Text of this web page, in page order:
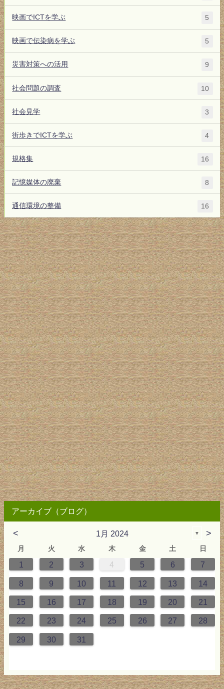
映画でICTを学ぶ 5
映画で伝染病を学ぶ 5
災害対策への活用 9
社会問題の調査 10
社会見学 3
街歩きでICTを学ぶ 4
規格集 16
記憶媒体の廃棄 8
通信環境の整備 16
アーカイブ（ブログ）
< 1月 2024 ▼ >
月 火 水 木 金 土 日
1 2 3 4 5 6 7
8 9 10 11 12 13 14
15 16 17 18 19 20 21
22 23 24 25 26 27 28
29 30 31